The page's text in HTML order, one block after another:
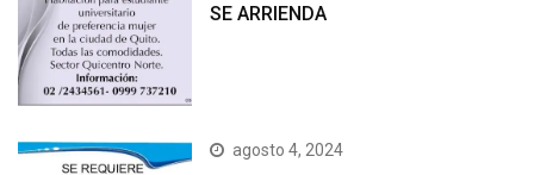
SE ARRIENDA
agosto 4, 2024